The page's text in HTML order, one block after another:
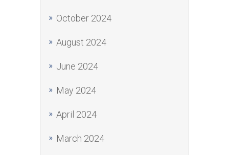
October 2024
August 2024
June 2024
May 2024
April 2024
March 2024